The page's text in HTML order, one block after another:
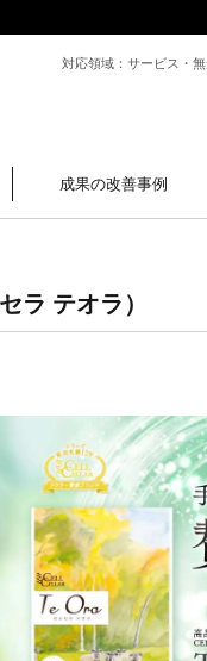
対応領域：サービス・
成果の改善事例
ラ テオラ）